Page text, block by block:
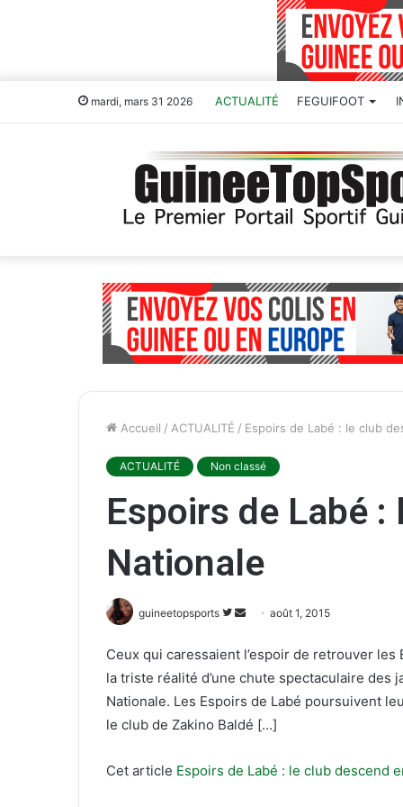
mardi, mars 31 2026 ACTUALITÉ FEGUIFOOT
Accueil / ACTUALITÉ / Espoirs de Labé : le club
ACTUALITÉ Non classé
Espoirs de Labé
Nationale
guineetopsports
S
i
v
r
e
u
v
o
y
e
u
août 1, 2015
Ceux qui caressaient l’espoir de retrouver
la triste réalité d’une chute spectaculaire des
Nationale. Les Espoirs de Labé poursuivent
le club de Zakino Baldé […]
Cet article Espoirs de Labé : le club descend